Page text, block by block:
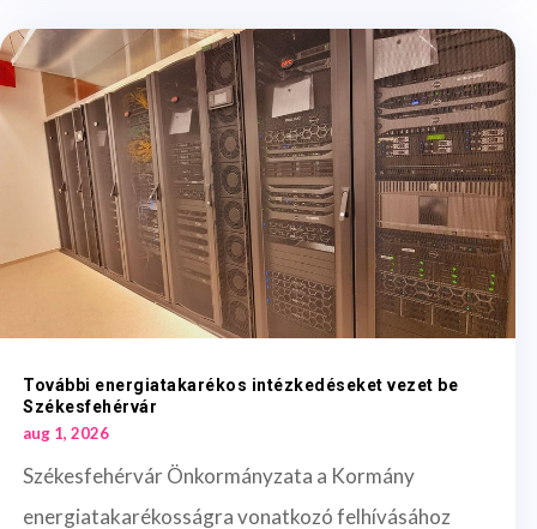
További energiatakarékos intézkedéseket vezet be
Székesfehérvár
aug 1, 2026
Székesfehérvár Önkormányzata a Kormány
energiatakarékosságra vonatkozó felhívásához